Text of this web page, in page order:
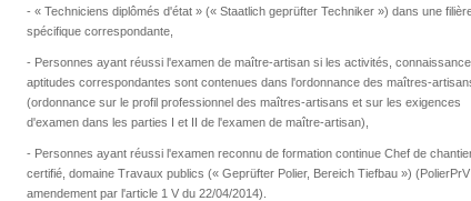
- « Techniciens diplômés d'état » (« Staatlich geprüfter Techniker ») dans une
spécifique correspondante,
- Personnes ayant réussi l'examen de maître-artisan si les activités,
aptitudes correspondantes sont contenues dans l'ordonnance des maîtres-
(ordonnance sur le profil professionnel des maîtres-artisans et sur les exigences
d'examen dans les parties I et II de l'examen de maître-artisan),
- Personnes ayant réussi l'examen reconnu de formation continue Chef de
certifié, domaine Travaux publics (« Geprüfter Polier, Bereich Tiefbau ») (PolierPrV
amendement par l'article 1 V du 22/04/2014).